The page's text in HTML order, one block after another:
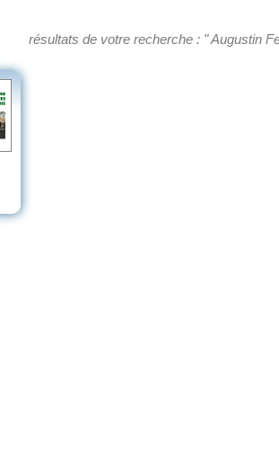
résultats de votre recherche : " Augustin